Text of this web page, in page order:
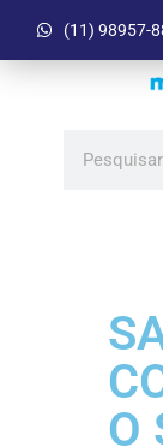
(11) 98957-
O